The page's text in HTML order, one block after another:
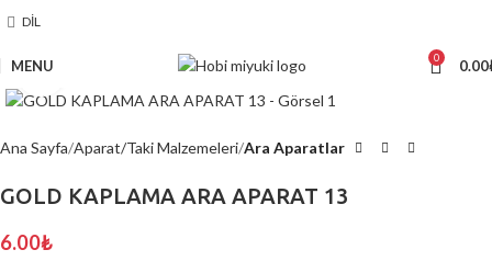
DIL
MENU 0 0.00
Ana Sayfa Aparat/Taki Malzemeleri Ara Aparatlar
GOLD KAPLAMA ARA APARAT 13
6.00₺